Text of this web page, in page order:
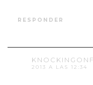
RESPONDER
2013 A LAS 12:34